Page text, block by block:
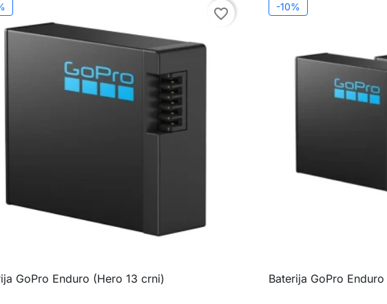
favorite_border
 Brzi pregled
GoPro Enduro (Hero 13 crni)
-10%

Baterija GoPro